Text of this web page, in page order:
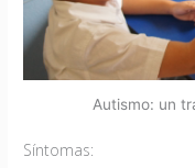
Autismo: un
Síntomas: